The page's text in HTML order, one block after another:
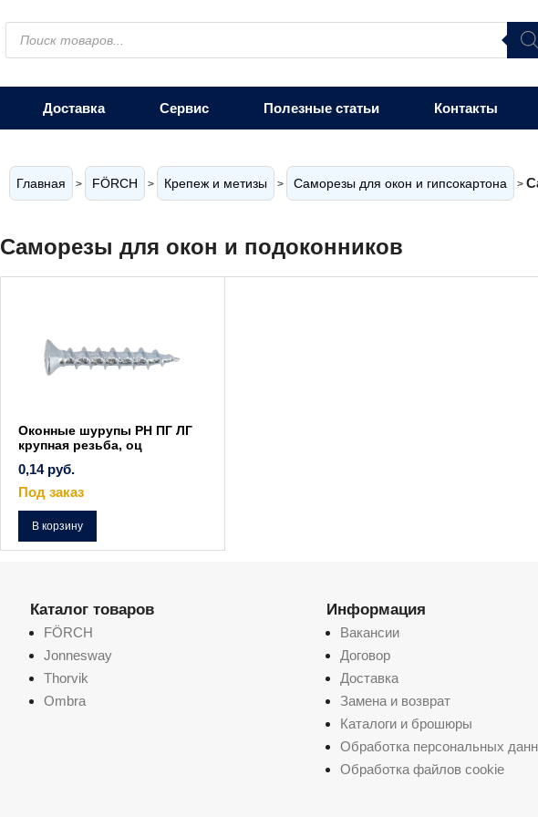
Поиск
товаров
Доставка Сервис Полезные статьи Контакты
Главная > FÖRCH > Крепеж и метизы > Саморезы для окон и гипсокартона >
Саморезы для окон и подоконников
Оконные шурупы PH ПГ ЛГ
крупная резьба, оц
0,14 руб.
Под заказ
В корзину
Каталог товаров
FÖRCH
Jonnesway
Thorvik
Ombra
Информация
Вакансии
Договор
Доставка
Замена и возврат
Каталоги и брошюры
Обработка персональных
Обработка файлов cookie